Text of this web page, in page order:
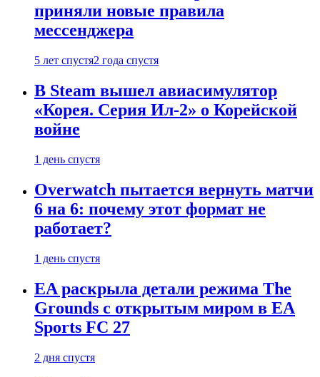
приняли новые правила
мессенджера
5 лет спустя2 года спустя
В Steam вышел авиасимулятор
«Корея. Серия Ил-2» о Корейской
войне
1 день спустя
Overwatch пытается вернуть матчи
6 на 6: почему этот формат не
работает?
1 день спустя
EA раскрыла детали режима The
Grounds с открытым миром в EA
Sports FC 27
2 дня спустя